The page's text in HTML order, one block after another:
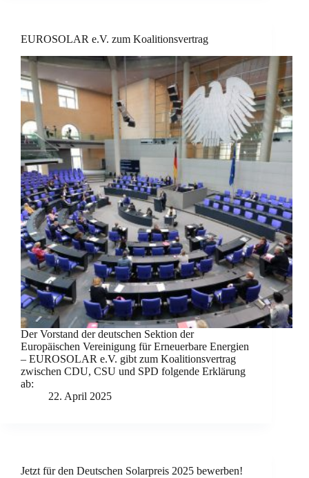
EUROSOLAR e.V. zum Koalitionsvertrag
Der Vorstand der deutschen Sektion der
Europäischen Vereinigung für Erneuerbare Energien
– EUROSOLAR e.V. gibt zum Koalitionsvertrag
zwischen CDU, CSU und SPD folgende Erklärung
ab:
22. April 2025
Jetzt für den Deutschen Solarpreis 2025 bewerben!